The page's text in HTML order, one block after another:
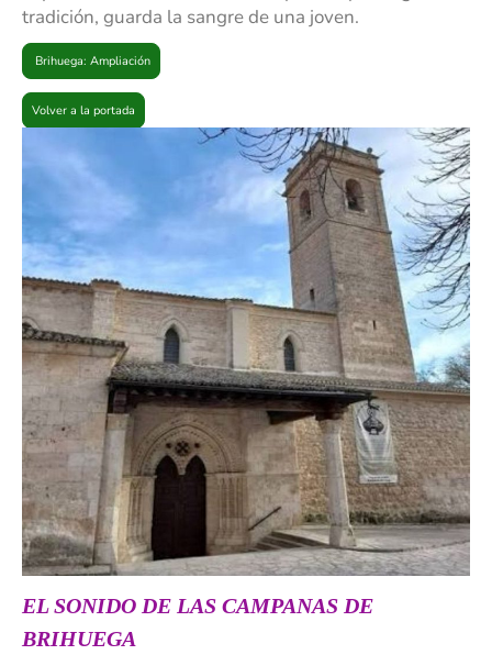
tradición, guarda la sangre de una joven.
Brihuega: Ampliación
Volver a la portada
EL SONIDO DE LAS CAMPANAS DE
BRIHUEGA